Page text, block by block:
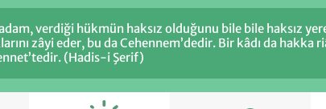
verdiği hükmün haksız olduğunu bile bile haksız
zâyi eder, bu da Cehennem’dedir. Bir kâdı da hakka
(Hadis-i Şerif)